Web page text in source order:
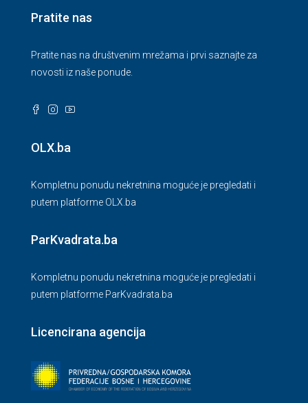
Pratite nas
Pratite nas na društvenim mrežama i prvi saznajte za
novosti iz naše ponude.
OLX.ba
Kompletnu ponudu nekretnina moguće je pregledati i
putem platforme OLX.ba
ParKvadrata.ba
Kompletnu ponudu nekretnina moguće je pregledati i
putem platforme ParKvadrata.ba
Licencirana agencija